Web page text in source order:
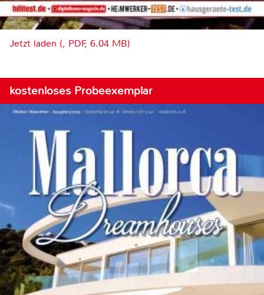
Jetzt laden (, PDF, 6.04 MB)
kostenloses Probeexemplar